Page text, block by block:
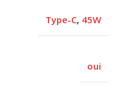
Type-C, 45W
oui